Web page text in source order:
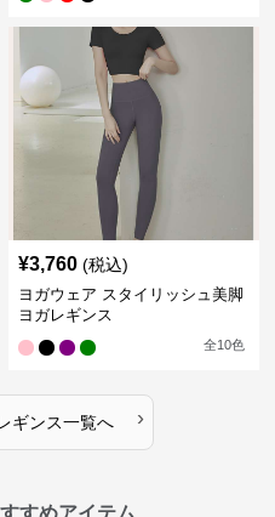
¥3,760 (税込)
ヨガウェア スタイリッシュ美脚
ヨガレギンス
全10色
ギンス一覧へ ›
すめアイテム